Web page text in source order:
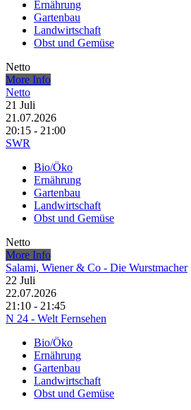
Ernährung
Gartenbau
Landwirtschaft
Obst und Gemüse
Netto
More Info
Netto
21 Juli
21.07.2026
20:15 - 21:00
SWR
Bio/Öko
Ernährung
Gartenbau
Landwirtschaft
Obst und Gemüse
Netto
More Info
Salami, Wiener & Co - Die Wurstmacher
22 Juli
22.07.2026
21:10 - 21:45
N 24 - Welt Fernsehen
Bio/Öko
Ernährung
Gartenbau
Landwirtschaft
Obst und Gemüse